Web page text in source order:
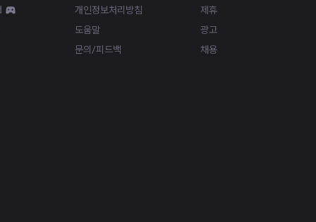
개인정보처리방침
도움말
문의/피드백
제휴
광고
채용